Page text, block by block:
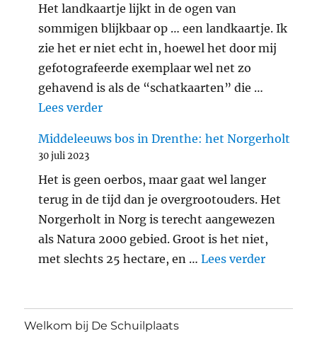
Het landkaartje lijkt in de ogen van
sommigen blijkbaar op … een landkaartje. Ik
zie het er niet echt in, hoewel het door mij
gefotografeerde exemplaar wel net zo
gehavend is als de “schatkaarten” die …
Lees verder"Araschnia levana: landkaartje"
Middeleeuws bos in Drenthe: het Norgerholt
30 juli 2023
Het is geen oerbos, maar gaat wel langer
terug in de tijd dan je overgrootouders. Het
Norgerholt in Norg is terecht aangewezen
als Natura 2000 gebied. Groot is het niet,
met slechts 25 hectare, en …Lees verder
Welkom bij De Schuilplaats